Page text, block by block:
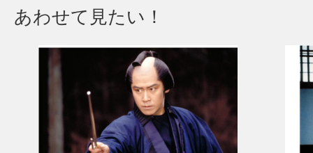
あわせて見たい！